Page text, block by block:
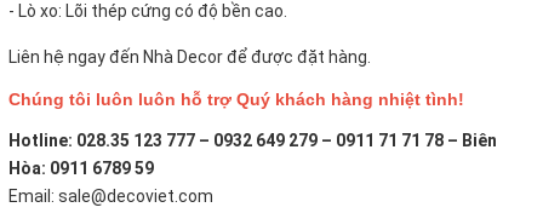
- Lò xo: Lõi thép cứng có độ bền cao.
Liên hệ ngay đến Nhà Decor để được đặt hàng.
Chúng tôi luôn luôn hỗ trợ Quý khách hàng nhiệt tình!
Hotline: 028.35 123 777 – 0932 649 279 – 0911 71 71 78 – Biên
Hòa: 0911 6789 59
Email: sale@decoviet.com